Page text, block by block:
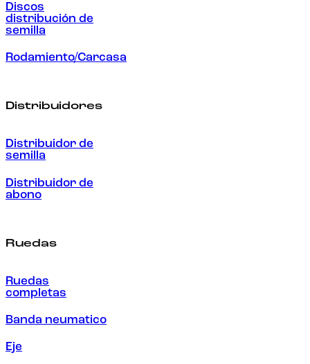
Discos
distribución de
semilla
Rodamiento/Carcasa
Distribuidores
Distribuidor de
semilla
Distribuidor de
abono
Ruedas
Ruedas
completas
Banda neumatico
Eje